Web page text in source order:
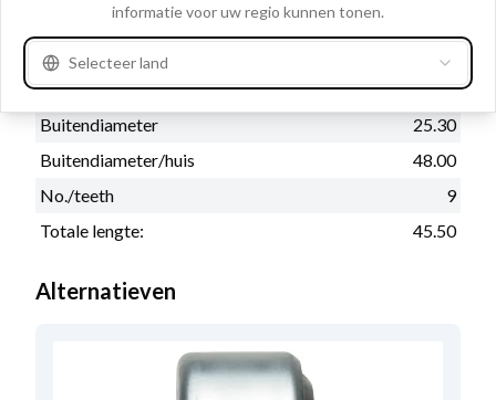
Spiebanen intern
Draairichting
Binnendiameter
12.00
Buitendiameter
25.30
Buitendiameter/huis
48.00
No./teeth
9
Totale lengte:
45.50
Alternatieven
informatie voor uw regio kunnen tonen.
Selecteer land